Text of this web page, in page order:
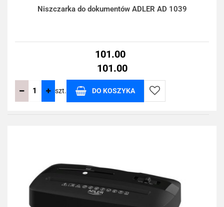
Niszczarka do dokumentów ADLER AD 1039
101.00
101.00
szt. DO KOSZYKA
Do